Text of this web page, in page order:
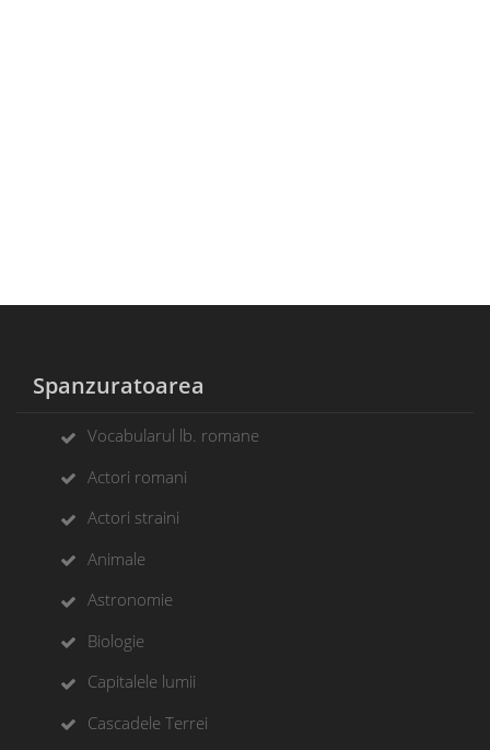
Spanzuratoarea
Vocabularul lb. romane
Actori romani
Actori straini
Animale
Astronomie
Biologie
Capitalele lumii
Cascadele Terrei